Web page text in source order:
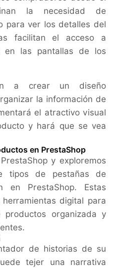
la necesidad de
para ver los detalles del
facilitan el acceso a
en las pantallas de los
a crear un diseño
la información de
el atractivo visual
y hará que se vea
en PrestaShop
y exploremos
tipos de pestañas de
en PrestaShop. Estas
digital para
productos organizada y
de historias de su
tejer una narrativa